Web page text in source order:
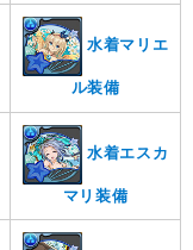
水着マリエ
ル装備
水着エスカ
マリ装備